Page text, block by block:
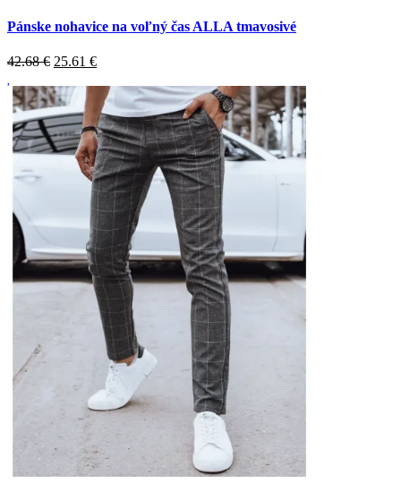
Pánske nohavice na voľný čas ALLA tmavosivé
42.68 € 25.61 €